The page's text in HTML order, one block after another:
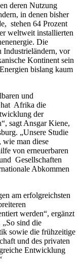
deren Nutzung
in denen bisher
stehen 64 Prozent
weltweit installierten
Die
Industrieländern, vor
Kontinent sein
bislang kaum
und
hat Afrika die
der
sagt Ansgar Kiene,
„Unsere Studie
wie man diese
von erneuerbaren
Gesellschaften
Abkommen
am erfolgreichsten
werden“, ergänzt
„So sind die
sowie die frühzeitige
und des privaten
Entwicklung